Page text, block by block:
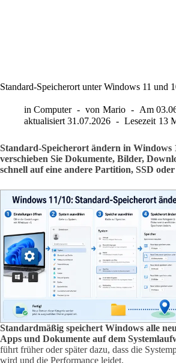
Standard-Speicherort unter Windows 11 und
in Computer von Mario Am
aktualisiert 31.07.2026 Lesezeit 13
Standard-Speicherort ändern in Windows
verschieben Sie Dokumente, Bilder,
schnell auf eine andere Partition, SSD
Standardmäßig speichert Windows alle
Apps und Dokumente auf dem
führt früher oder später dazu, dass die
wird und die Performance leidet.